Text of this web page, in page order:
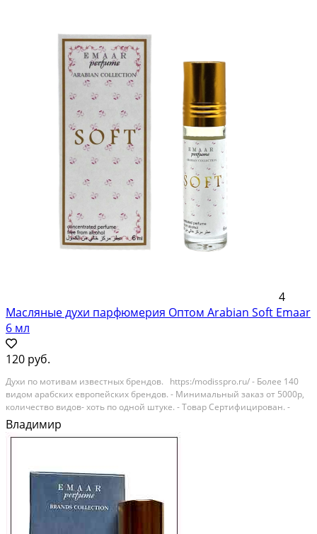
4
Масляные духи парфюмерия Оптом Arabian Soft Emaar
6 мл
120 руб.
Духи по мотивам известных брендов. https:/modisspro.ru/ - Более 140
видом арабских европейских брендов. - Минимальный заказ от 5000р,
количество видов- хоть по одной штуке. - Товар Сертифицирован. -
-Компания ModissPRO более 9 лет является поставщиком арабской
масляной парфюмерии и...
Владимир